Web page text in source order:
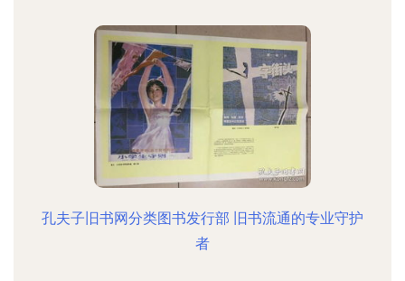
孔夫子旧书网分类图书发行部 旧书流通的专业守护
者